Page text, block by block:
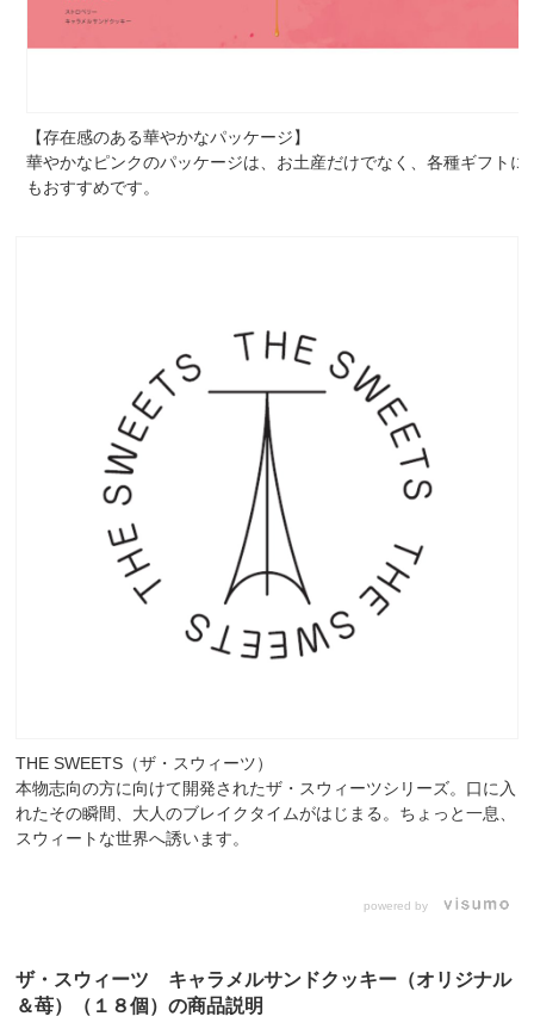
【存在感のある華やかなパッケージ】
華やかなピンクのパッケージは、お土産だけでなく、各種ギフトに
もおすすめです。
THE SWEETS（ザ・スウィーツ）
本物志向の方に向けて開発されたザ・スウィーツシリーズ。口に入
れたその瞬間、大人のブレイクタイムがはじまる。ちょっと一息、
スウィートな世界へ誘います。
powered by
ザ・スウィーツ キャラメルサンドクッキー（オリジナル
＆苺）（１８個）の商品説明